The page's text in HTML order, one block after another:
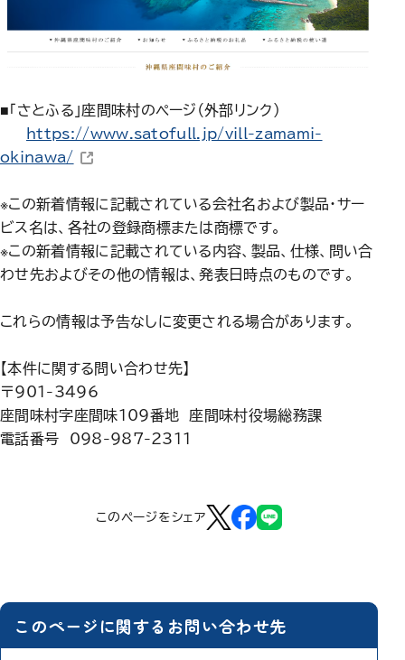
■「さとふる」座間味村のページ（外部リンク）
https://www.satofull.jp/vill-zamami-
okinawa/ （新しいウィンドウで開きます）
※この新着情報に記載されている会社名および製品・サー
ビス名は、各社の登録商標または商標です。
※この新着情報に記載されている内容、製品、仕様、問い合
わせ先およびその他の情報は、発表日時点のものです。
これらの情報は予告なしに変更される場合があります。
【本件に関する問い合わせ先】
〒901-3496
座間味村字座間味109番地 座間味村役場総務課
電話番号 098-987-2311
このページをシェア
このページに関するお問い合わせ先